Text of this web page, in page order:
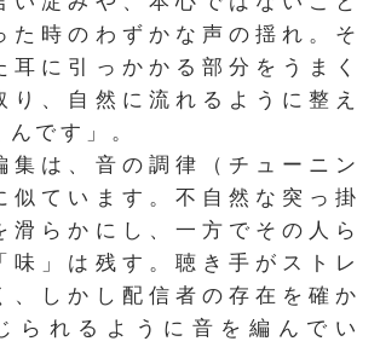
た時のわずかな声の揺れ。そ
耳に引っかかる部分をうまく
り、自然に流れるように整え
んです」。
集は、音の調律（チューニン
似ています。不自然な突っ掛
滑らかにし、一方でその人ら
味」は残す。聴き手がストレ
、しかし配信者の存在を確か
られるように音を編んでい